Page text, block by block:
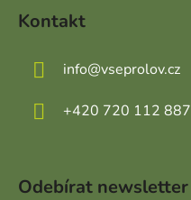
Kontakt
info@vseprolov.cz
+420 720 112 887
Odebírat newsletter